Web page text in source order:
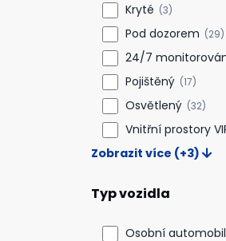
Kryté (3)
Pod dozorem (29)
24/7
Pojištěný (17)
Osvětlený (32)
Vnitřní prostory
Zobrazit více (+3)
Typ vozidla
Osobní automobil